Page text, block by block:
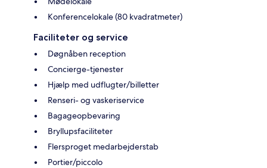
Konferencelokale (80 kvadratmeter)
Faciliteter og service
Døgnåben reception
Concierge-tjenester
Hjælp med udflugter/billetter
Renseri- og vaskeriservice
Bagageopbevaring
Bryllupsfaciliteter
Flersproget medarbejderstab
Portier/piccolo